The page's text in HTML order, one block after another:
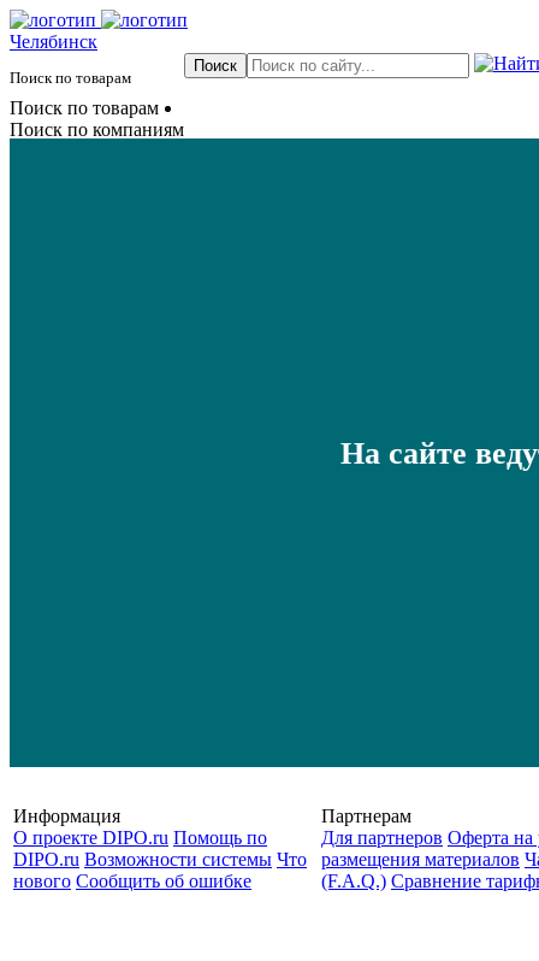
Челябинск
Поиск по товарам
Поиск по товарам
Поиск по компаниям
На сайте
Информация
О проекте DIPO.ru Помощь по
DIPO.ru Возможности системы Что
нового Сообщить об ошибке
Партнерам
Для партнеров Оферта на
размещения материалов
(F.A.Q.) Cравнение